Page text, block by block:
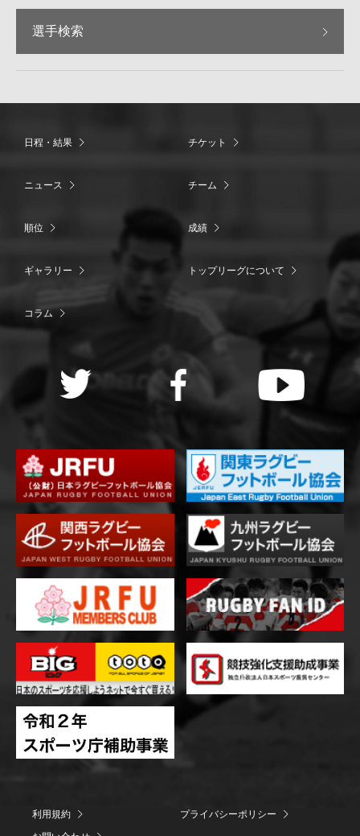
選手検索
日程・結果 チケット
ニュース チーム
順位 成績
ギャラリー トップリーグについて
コラム
利用規約
プライバシーポリシー